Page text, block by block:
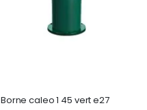
Borne caleo 1 45 vert e27